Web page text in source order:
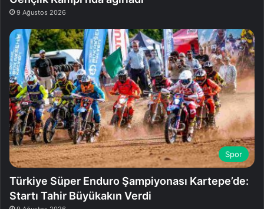
9 Ağustos 2026
Spor
Türkiye Süper Enduro Şampiyonası Kartepe’de:
Startı Tahir Büyükakın Verdi